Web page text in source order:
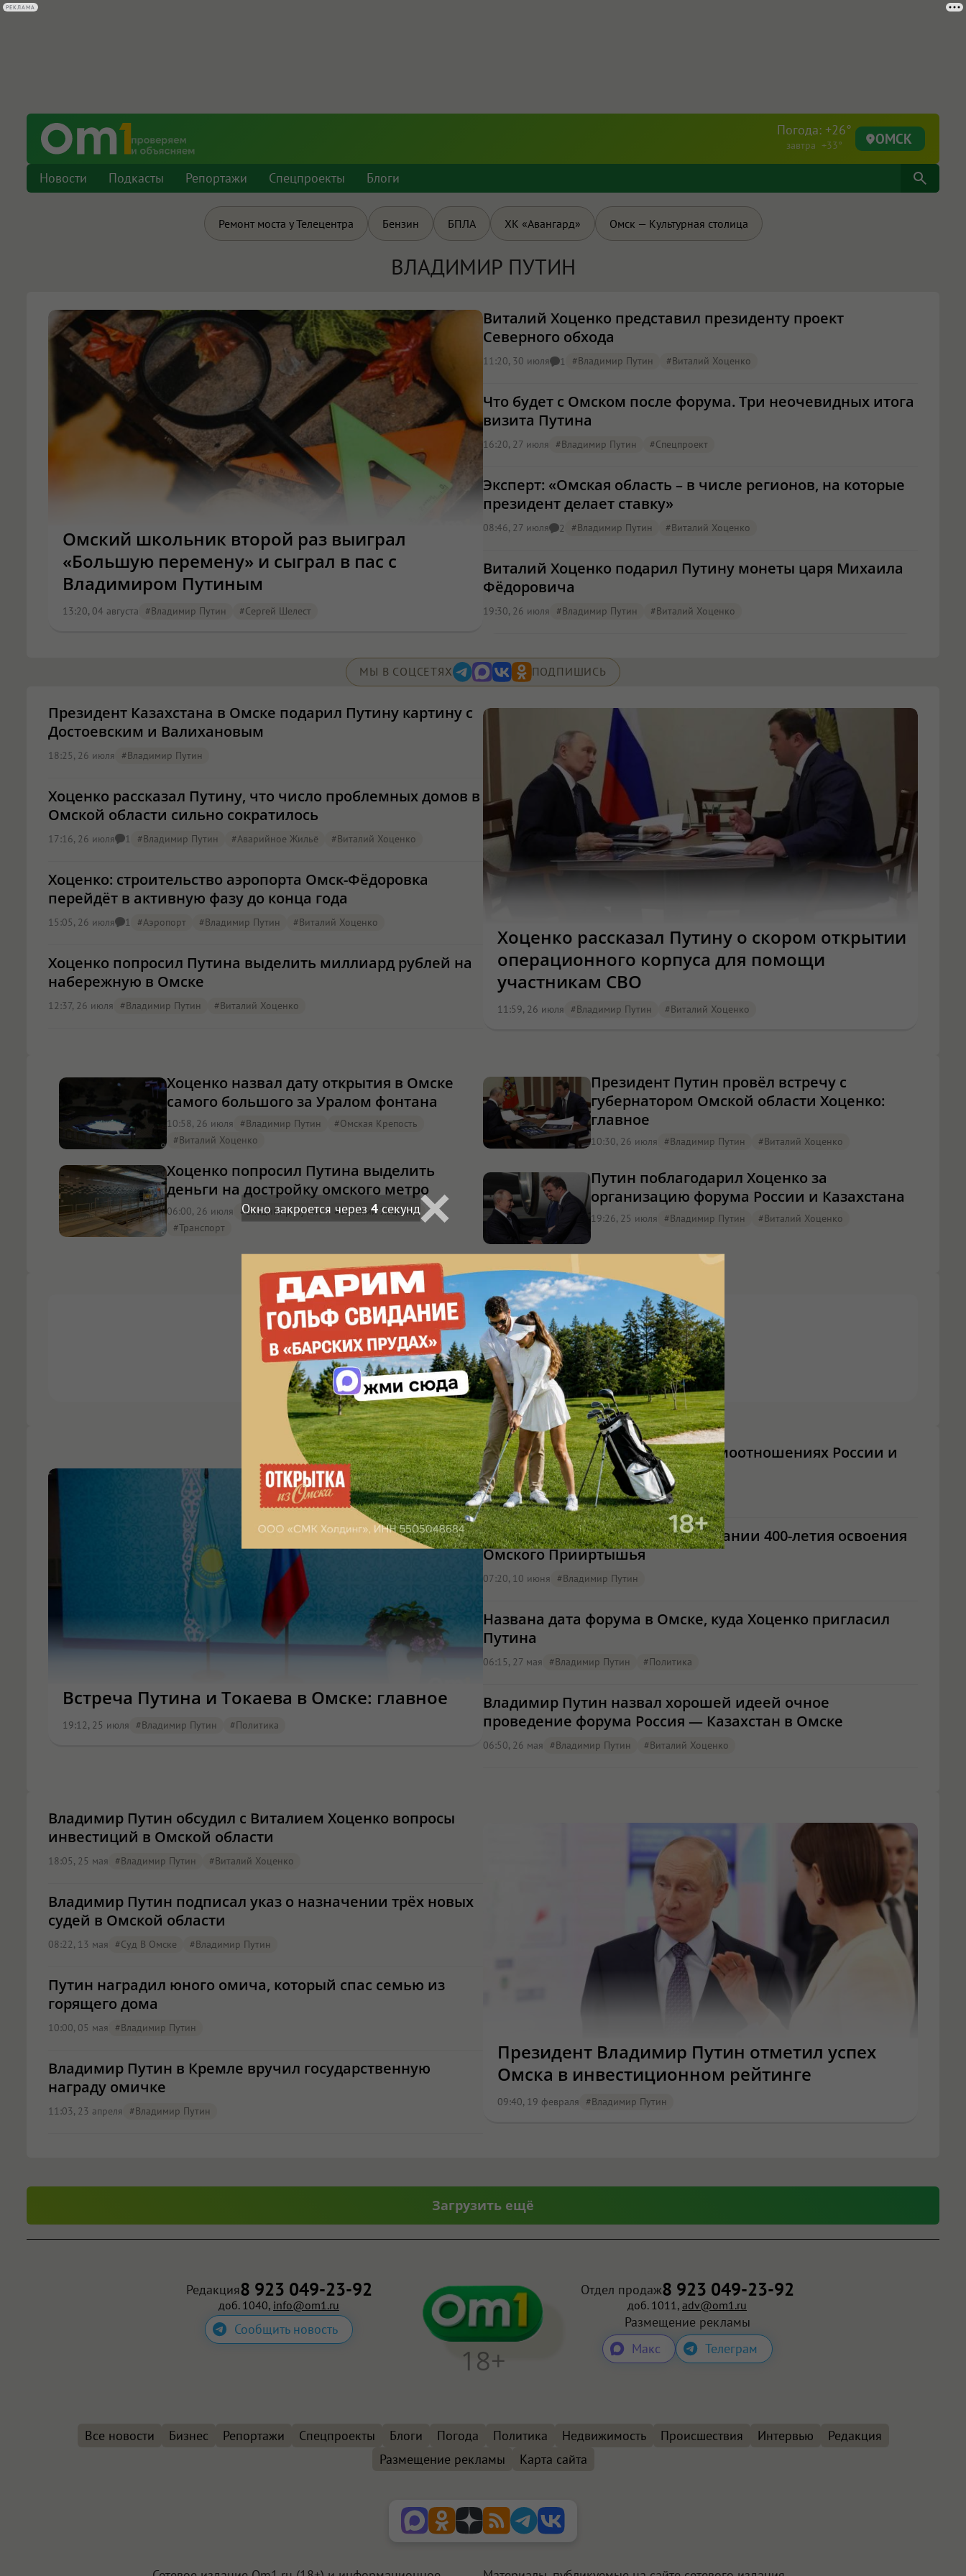
Погода: +26°
завтра +33° ОМСК
Новости Подкасты Репортажи Спецпроекты Блоги
Ремонт моста у Телецентра Бензин БПЛА ХК «Авангард» Омск — Культурная столица
ВЛАДИМИР ПУТИН
Омский школьник второй раз выиграл
«Большую перемену» и сыграл в пас с
Владимиром Путиным
13:20, 04 августа #Владимир Путин #Сергей Шелест
Виталий Хоценко представил президенту проект
Северного обхода
11:20, 30 июля 1 #Владимир Путин #Виталий Хоценко
Что будет с Омском после форума. Три неочевидных итога
визита Путина
16:20, 27 июля #Владимир Путин #Спецпроект
Эксперт: «Омская область – в числе регионов, на которые
президент делает ставку»
08:46, 27 июля 2 #Владимир Путин #Виталий Хоценко
Виталий Хоценко подарил Путину монеты царя Михаила
Фёдоровича
19:30, 26 июля #Владимир Путин #Виталий Хоценко
МЫ В СОЦСЕТЯХ ПОДПИШИСЬ
Президент Казахстана в Омске подарил Путину картину с
Достоевским и Валихановым
18:25, 26 июля #Владимир Путин
Хоценко рассказал Путину, что число проблемных домов в
Омской области сильно сократилось
17:16, 26 июля 1 #Владимир Путин #аварийное Жильё #Виталий Хоценко
Хоценко: строительство аэропорта Омск-Фёдоровка
перейдёт в активную фазу до конца года
15:05, 26 июля 1 #аэропорт #Владимир Путин #Виталий Хоценко
Хоценко попросил Путина выделить миллиард рублей на
набережную в Омске
12:37, 26 июля #Владимир Путин #Виталий Хоценко
Хоценко рассказал Путину о скором открытии
операционного корпуса для помощи
участникам СВО
11:59, 26 июля #Владимир Путин #Виталий Хоценко
Хоценко назвал дату открытия в Омске
самого большого за Уралом фонтана
10:58, 26 июля #Владимир Путин
#Омская Крепость
#Виталий Хоценко
Президент Путин провёл встречу с
губернатором Омской области Хоценко:
главное
10:30, 26 июля #Владимир Путин #Виталий Хоценко
Хоценко попросил Путина выделить
деньги на достройку омского метро
06:00, 26 июля #Владимир Путин
#Виталий Хоценко
#Транспорт
Путин поблагодарил Хоценко за
организацию форума России и Казахстана
19:26, 25 июля #Владимир Путин #Виталий Хоценко
Встреча Путина и Токаева в Омске: главное
19:12, 25 июля #Владимир Путин #Политика
Путин в Омске рассказал о взаимоотношениях России и
Казахстана
19:00, 25 июля #Владимир Путин
Путин подписал указ о праздновании 400-летия освоения
Омского Прииртышья
07:20, 10 июня #Владимир Путин
Названа дата форума в Омске, куда Хоценко пригласил
Путина
06:15, 27 мая #Владимир Путин #Политика
Владимир Путин назвал хорошей идеей очное
проведение форума Россия — Казахстан в Омске
06:50, 26 мая #Владимир Путин #Виталий Хоценко
Владимир Путин обсудил с Виталием Хоценко вопросы
инвестиций в Омской области
18:05, 25 мая #Владимир Путин #Виталий Хоценко
Владимир Путин подписал указ о назначении трёх новых
судей в Омской области
08:22, 13 мая #Суд В Омске #Владимир Путин
Путин наградил юного омича, который спас семью из
горящего дома
10:00, 05 мая #Владимир Путин
Владимир Путин в Кремле вручил государственную
награду омичке
11:03, 23 апреля #Владимир Путин
Президент Владимир Путин отметил успех
Омска в инвестиционном рейтинге
09:40, 19 февраля #Владимир Путин
Загрузить ещё
Окно закроется через3секунд
РЕКЛАМА
Редакция8 923 049-23-92
доб. 1040, info@om1.ru
Сообщить новость
18+
Отдел продаж8 923 049-23-92
доб. 1011, adv@om1.ru
Размещение рекламы
Макс
Телеграм
Все новости Бизнес Репортажи Спецпроекты Блоги Погода Политика Недвижимость Происшествия Интервью
Редакция
Размещение рекламы
Карта сайта